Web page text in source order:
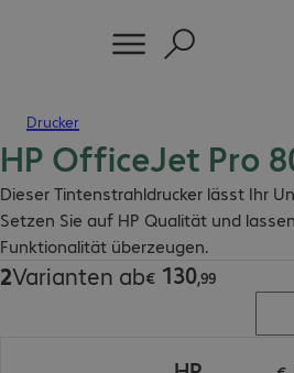
Drucker
HP OfficeJet Pro
Dieser Tintenstrahldrucker lässt Ihr
Setzen Sie auf HP Qualität und
Funktionalität überzeugen.
2Varianten ab€ 130,99
€ 130,99